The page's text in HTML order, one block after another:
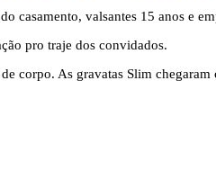
casamento, valsantes 15 anos e
pro traje dos convidados.
corpo. As gravatas Slim